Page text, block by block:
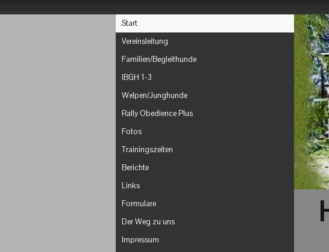
Start
Vereinsleitung
Familien/Begleithunde
IBGH 1-3
Welpen/Junghunde
Rally Obedience Plus
Fotos
Trainingszeiten
Berichte
Links
Formulare
Der Weg zu uns
Impressum